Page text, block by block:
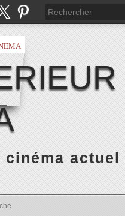
cinéma